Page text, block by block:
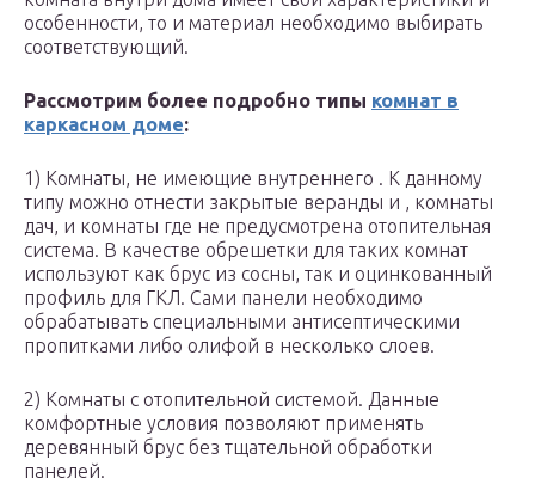
особенности, то и материал необходимо выбирать
соответствующий.
Рассмотрим более подробно типы комнат в
каркасном доме:
1) Комнаты, не имеющие внутреннего . К данному
типу можно отнести закрытые веранды и , комнаты
дач, и комнаты где не предусмотрена отопительная
система. В качестве обрешетки для таких комнат
используют как брус из сосны, так и оцинкованный
профиль для ГКЛ. Сами панели необходимо
обрабатывать специальными антисептическими
пропитками либо олифой в несколько слоев.
2) Комнаты с отопительной системой. Данные
комфортные условия позволяют применять
деревянный брус без тщательной обработки
панелей.